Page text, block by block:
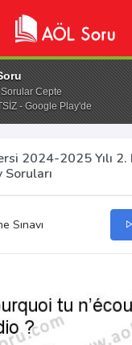
Sorular Cepte
- Google Play'de
2024-2025 Yılı 2.
Soruları
Sınavı